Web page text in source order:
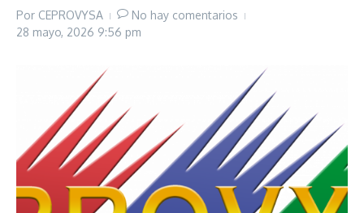
Por CEPROVYSA
No hay comentarios
28 mayo, 2026 9:56 pm